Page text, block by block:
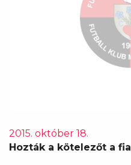
2015. október 18.
Hozták a kötelezőt a